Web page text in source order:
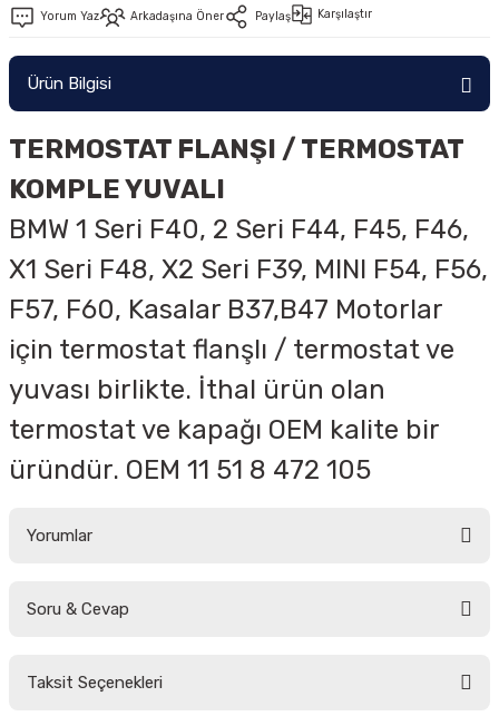
Yorum Yaz Arkadaşına Öner Paylaş Karşılaştır
Ürün Bilgisi
TERMOSTAT FLANŞI / TERMOSTAT
KOMPLE YUVALI
BMW 1 Seri F40, 2 Seri F44, F45, F46,
X1 Seri F48, X2 Seri F39, MINI F54, F56,
F57, F60, Kasalar B37,B47 Motorlar
için termostat flanşlı / termostat ve
yuvası birlikte. İthal ürün olan
termostat ve kapağı OEM kalite bir
üründür. OEM 11 51 8 472 105
Yorumlar
Soru & Cevap
Taksit Seçenekleri